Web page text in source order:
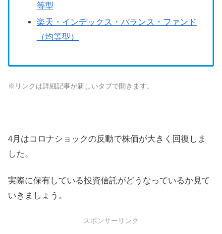
等型
楽天・インデックス・バランス・ファンド
（均等型）
※リンクは詳細記事が新しいタブで開きます。
4月はコロナショックの反動で株価が大きく回復しま
した。
実際に保有している投資信託がどうなっているか見て
いきましょう。
スポンサーリンク